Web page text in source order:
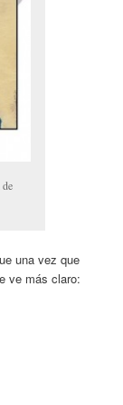
una vez que
ve más claro: